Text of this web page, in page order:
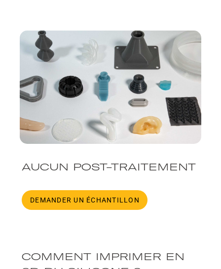
AUCUN POST-TRAITEMENT
DEMANDER UN ÉCHANTILLON
COMMENT IMPRIMER EN